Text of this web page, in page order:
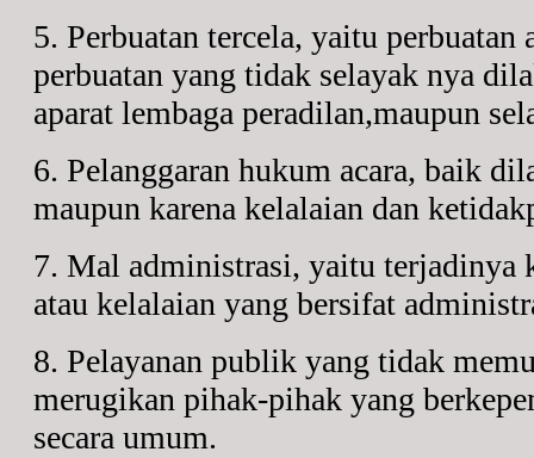
5. Perbuatan tercela, yaitu perbuatan
perbuatan yang tidak selayak nya
aparat lembaga peradilan,maupun
6. Pelanggaran hukum acara, baik
maupun karena kelalaian dan
7. Mal administrasi, yaitu terjadinya
atau kelalaian yang bersifat
8. Pelayanan publik yang tidak
merugikan pihak-pihak yang
secara umum.